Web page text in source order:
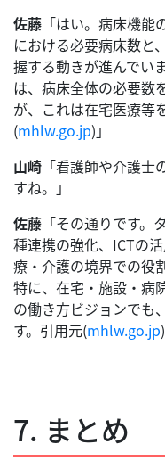
佐藤 「はい。病床機
における必要病床数と
握する動きが進んでい
は、病床全体の必要数
が、これは在宅医療等
(mhlw.go.jp)」
山崎 「看護師や介護
すね。」
佐藤 「その通りです
種連携の強化、ICTの
療・介護の境界での役
特に、在宅・施設・病
の働き方ビジョンでも
す。引用元(mhlw.go.jp)
7. まとめ